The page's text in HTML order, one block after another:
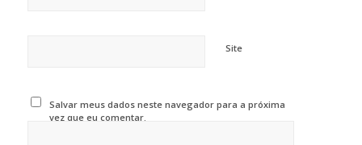
Site
Salvar meus dados neste navegador para a próxima
vez que eu comentar.